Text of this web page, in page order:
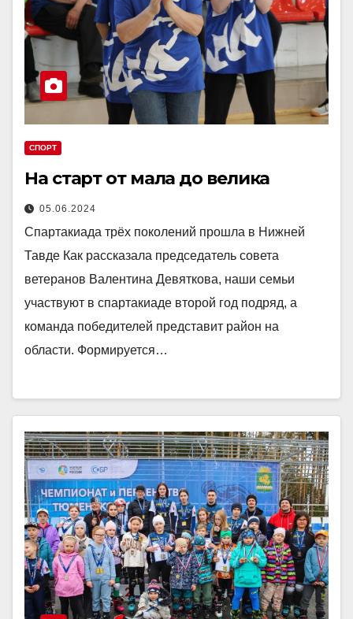
СПОРТ
На старт от мала до велика
05.06.2024
Спартакиада трёх поколений прошла в Нижней
Тавде Как рассказала председатель совета
ветеранов Валентина Девяткова, наши семьи
участвуют в спартакиаде второй год подряд, а
команда победителей представит район на
области. Формируется…